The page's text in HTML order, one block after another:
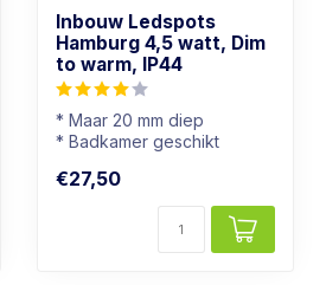
Inbouw Ledspots
Hamburg 4,5 watt, Dim
to warm, IP44
* Maar 20 mm diep
* Badkamer geschikt
* RVS Kleur
€27,50